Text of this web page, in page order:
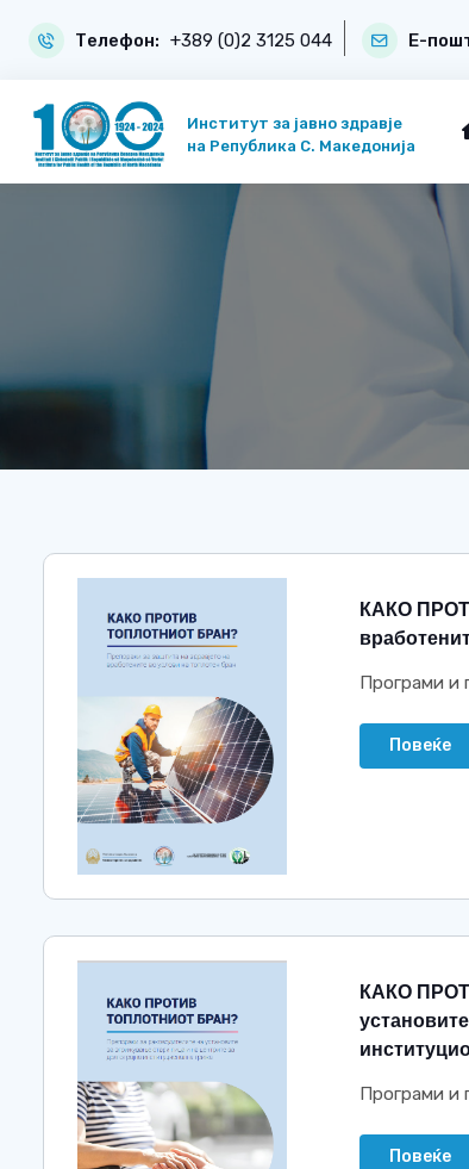
Телефон: +389 (0)2 3125 044 Е-
Институт за јавно здравје
на Република С. Македонија
КАКО
Програми и
Повеќе
КАКО
Програми и
Повеќе